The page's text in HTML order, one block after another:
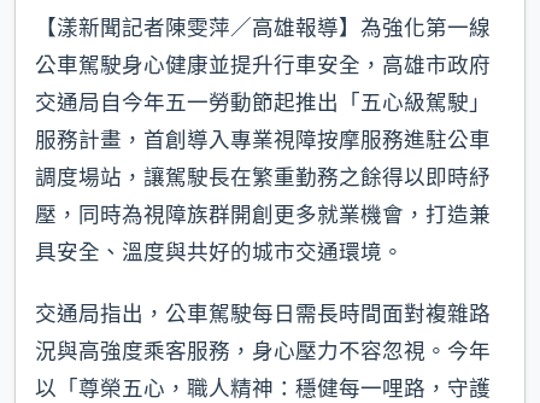
【漾新聞記者陳雯萍／高雄報導】為強化第一線
公車駕駛身心健康並提升行車安全，高雄市政府
交通局自今年五一勞動節起推出「五心級駕駛」
服務計畫，首創導入專業視障按摩服務進駐公車
調度場站，讓駕駛長在繁重勤務之餘得以即時紓
壓，同時為視障族群開創更多就業機會，打造兼
具安全、溫度與共好的城市交通環境。
交通局指出，公車駕駛每日需長時間面對複雜路
況與高強度乘客服務，身心壓力不容忽視。今年
以「尊榮五心，職人精神：穩健每一哩路，守護